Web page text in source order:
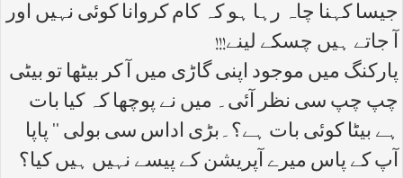
جیسا کہنا چاہ رہا ہو کہ کام کروانا کوئی نہیں اور
آ جاتے ہیں چسکے لینے!!!
پارکنگ میں موجود اپنی گاڑی میں آ کر بیٹھا تو بیٹی
چپ چپ سی نظر آئی۔ میں نے پوچھا کہ کیا بات
ہے بیٹا کوئی بات ہے؟۔بڑی اداس سی بولی '' پاپا
آپ کے پاس میرے آپریشن کے پیسے نہیں ہیں کیا؟